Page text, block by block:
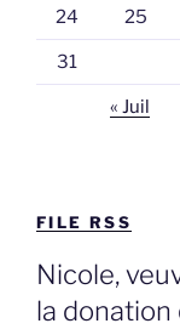
24 25
31
« Juil
FILE RSS
Nicole,
la donation